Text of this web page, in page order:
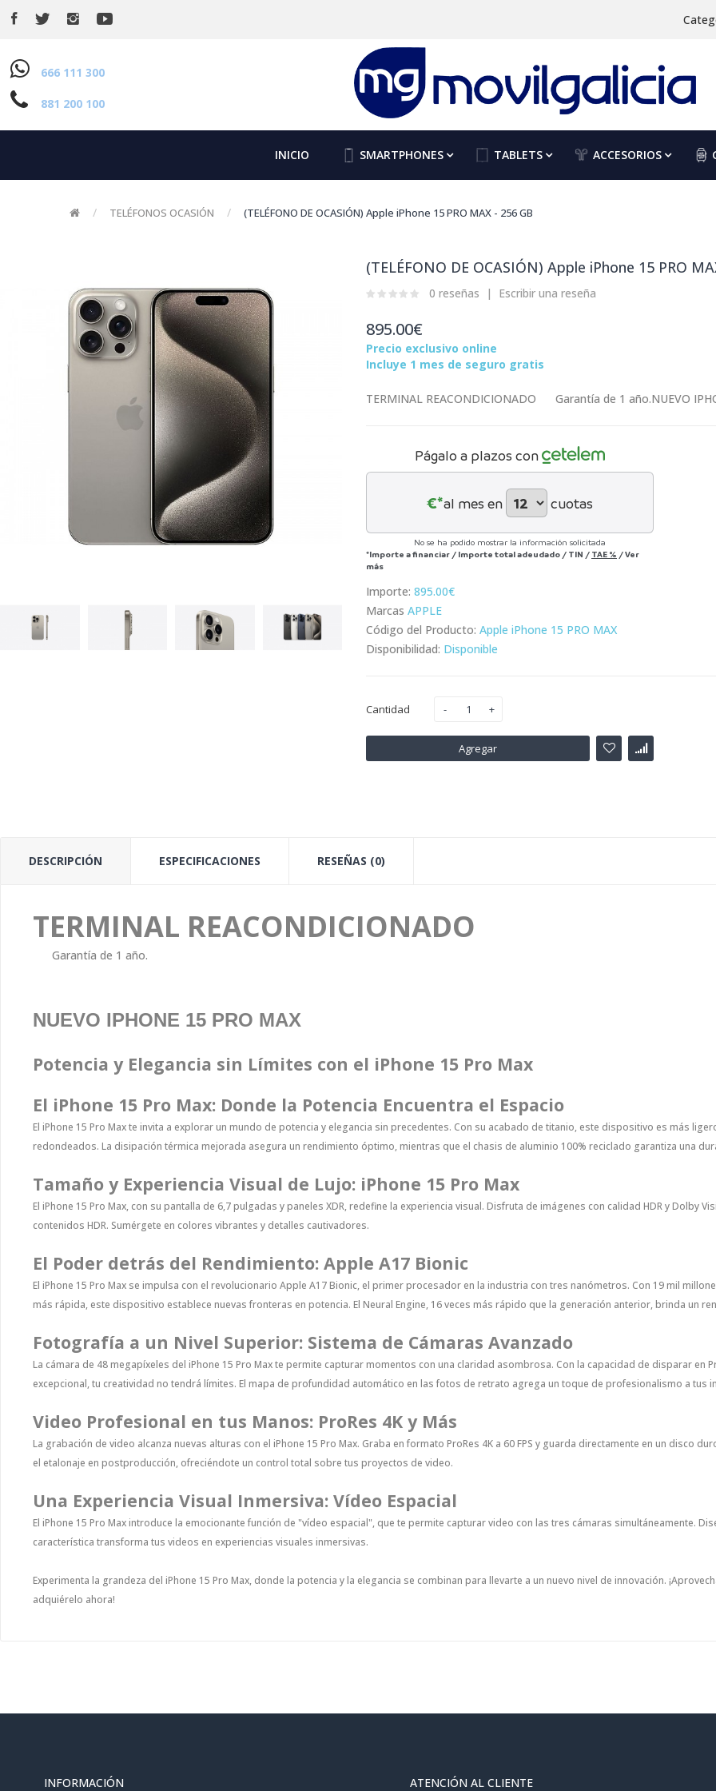
666 111 300
881 200 100
INICIO SMARTPHONES TABLETS ACCESORIOS
TELÉFONOS OCASIÓN (TELÉFONO DE OCASIÓN) Apple iPhone 15 PRO MAX - 256 GB
(TELÉFONO DE OCASIÓN) Apple iPhone 15 PRO
0 reseñas Escribir una reseña
895.00€
Precio exclusivo online
Incluye 1 mes de seguro gratis
TERMINAL REACONDICIONADO Garantía de 1 año.NUEVO
Págalo a plazos con
€*al mes en cuotas
No se ha podido mostrar la información solicitada
*Importe a financiar / Importe total adeudado / TIN / TAE % /Ver
más
Importe: 895.00€
Marcas APPLE
Código del Producto: Apple iPhone 15 PRO MAX
Disponibilidad: Disponible
Cantidad
Agregar
DESCRIPCIÓN ESPECIFICACIONES RESEÑAS (0)
TERMINAL REACONDICIONADO
Garantía de 1 año.
NUEVO IPHONE 15 PRO MAX
Potencia y Elegancia sin Límites con el iPhone 15 Pro Max
El iPhone 15 Pro Max: Donde la Potencia Encuentra el Espacio
El iPhone 15 Pro Max te invita a explorar un mundo de potencia y elegancia sin precedentes. Con su acabado de titanio, este dispositivo es más
redondeados. La disipación térmica mejorada asegura un rendimiento óptimo, mientras que el chasis de aluminio 100% reciclado garantiza una
Tamaño y Experiencia Visual de Lujo: iPhone 15 Pro Max
El iPhone 15 Pro Max, con su pantalla de 6,7 pulgadas y paneles XDR, redefine la experiencia visual. Disfruta de imágenes con calidad HDR y Dolby
contenidos HDR. Sumérgete en colores vibrantes y detalles cautivadores.
El Poder detrás del Rendimiento: Apple A17 Bionic
El iPhone 15 Pro Max se impulsa con el revolucionario Apple A17 Bionic, el primer procesador en la industria con tres nanómetros. Con 19 mil
más rápida, este dispositivo establece nuevas fronteras en potencia. El Neural Engine, 16 veces más rápido que la generación anterior, brinda un
Fotografía a un Nivel Superior: Sistema de Cámaras Avanzado
La cámara de 48 megapíxeles del iPhone 15 Pro Max te permite capturar momentos con una claridad asombrosa. Con la capacidad de disparar en
excepcional, tu creatividad no tendrá límites. El mapa de profundidad automático en las fotos de retrato agrega un toque de profesionalismo a tus
Video Profesional en tus Manos: ProRes 4K y Más
La grabación de video alcanza nuevas alturas con el iPhone 15 Pro Max. Graba en formato ProRes 4K a 60 FPS y guarda directamente en un disco
el etalonaje en postproducción, ofreciéndote un control total sobre tus proyectos de video.
Una Experiencia Visual Inmersiva: Vídeo Espacial
El iPhone 15 Pro Max introduce la emocionante función de "vídeo espacial", que te permite capturar video con las tres cámaras simultáneamente.
característica transforma tus videos en experiencias visuales inmersivas.
Experimenta la grandeza del iPhone 15 Pro Max, donde la potencia y la elegancia se combinan para llevarte a un nuevo nivel de innovación.
adquiérelo ahora!
INFORMACIÓN ATENCIÓN AL CLIENTE